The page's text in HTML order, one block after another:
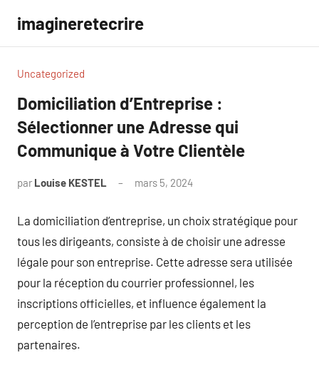
contenu
imagineretecrire
Uncategorized
Domiciliation d’Entreprise :
Sélectionner une Adresse qui
Communique à Votre Clientèle
par Louise KESTEL mars 5, 2024
La domiciliation d’entreprise, un choix stratégique pour
tous les dirigeants, consiste à de choisir une adresse
légale pour son entreprise. Cette adresse sera utilisée
pour la réception du courrier professionnel, les
inscriptions officielles, et influence également la
perception de l’entreprise par les clients et les
partenaires.